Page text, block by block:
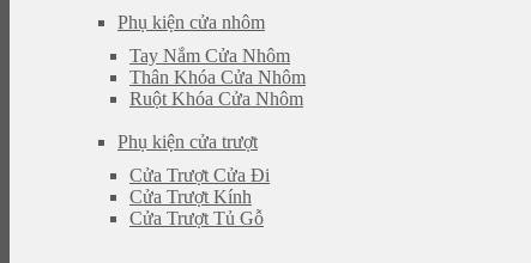
Phụ kiện cửa nhôm
Tay Nắm Cửa Nhôm
Thân Khóa Cửa Nhôm
Ruột Khóa Cửa Nhôm
Phụ kiện cửa trượt
Cửa Trượt Cửa Đi
Cửa Trượt Kính
Cửa Trượt Tủ Gỗ